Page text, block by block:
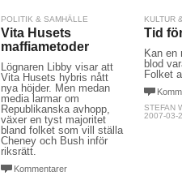
POLITIK & SAMHÄLLE
Vita Husets
maffiametoder
Lögnaren Libby visar att
Vita Husets hybris nått
nya höjder. Men medan
media larmar om
Republikanska avhopp,
växer en tyst majoritet
bland folket som vill ställa
Cheney och Bush inför
riksrätt.
Kommentarer
KULTUR
Tid
Kan en
blod
Folket
STEFAN
2007-03-